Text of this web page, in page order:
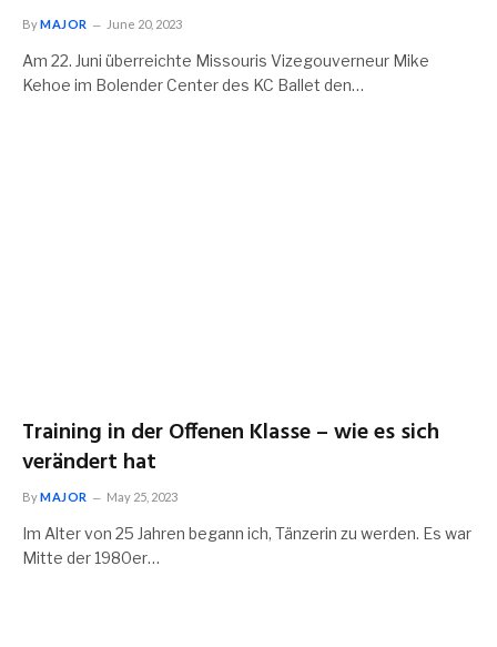
ByMAJOR June 20, 2023
Am 22. Juni überreichte Missouris Vizegouverneur Mike
Kehoe im Bolender Center des KC Ballet den…
Training in der Offenen Klasse – wie es sich
verändert hat
ByMAJOR May 25, 2023
Im Alter von 25 Jahren begann ich, Tänzerin zu werden. Es war
Mitte der 1980er…